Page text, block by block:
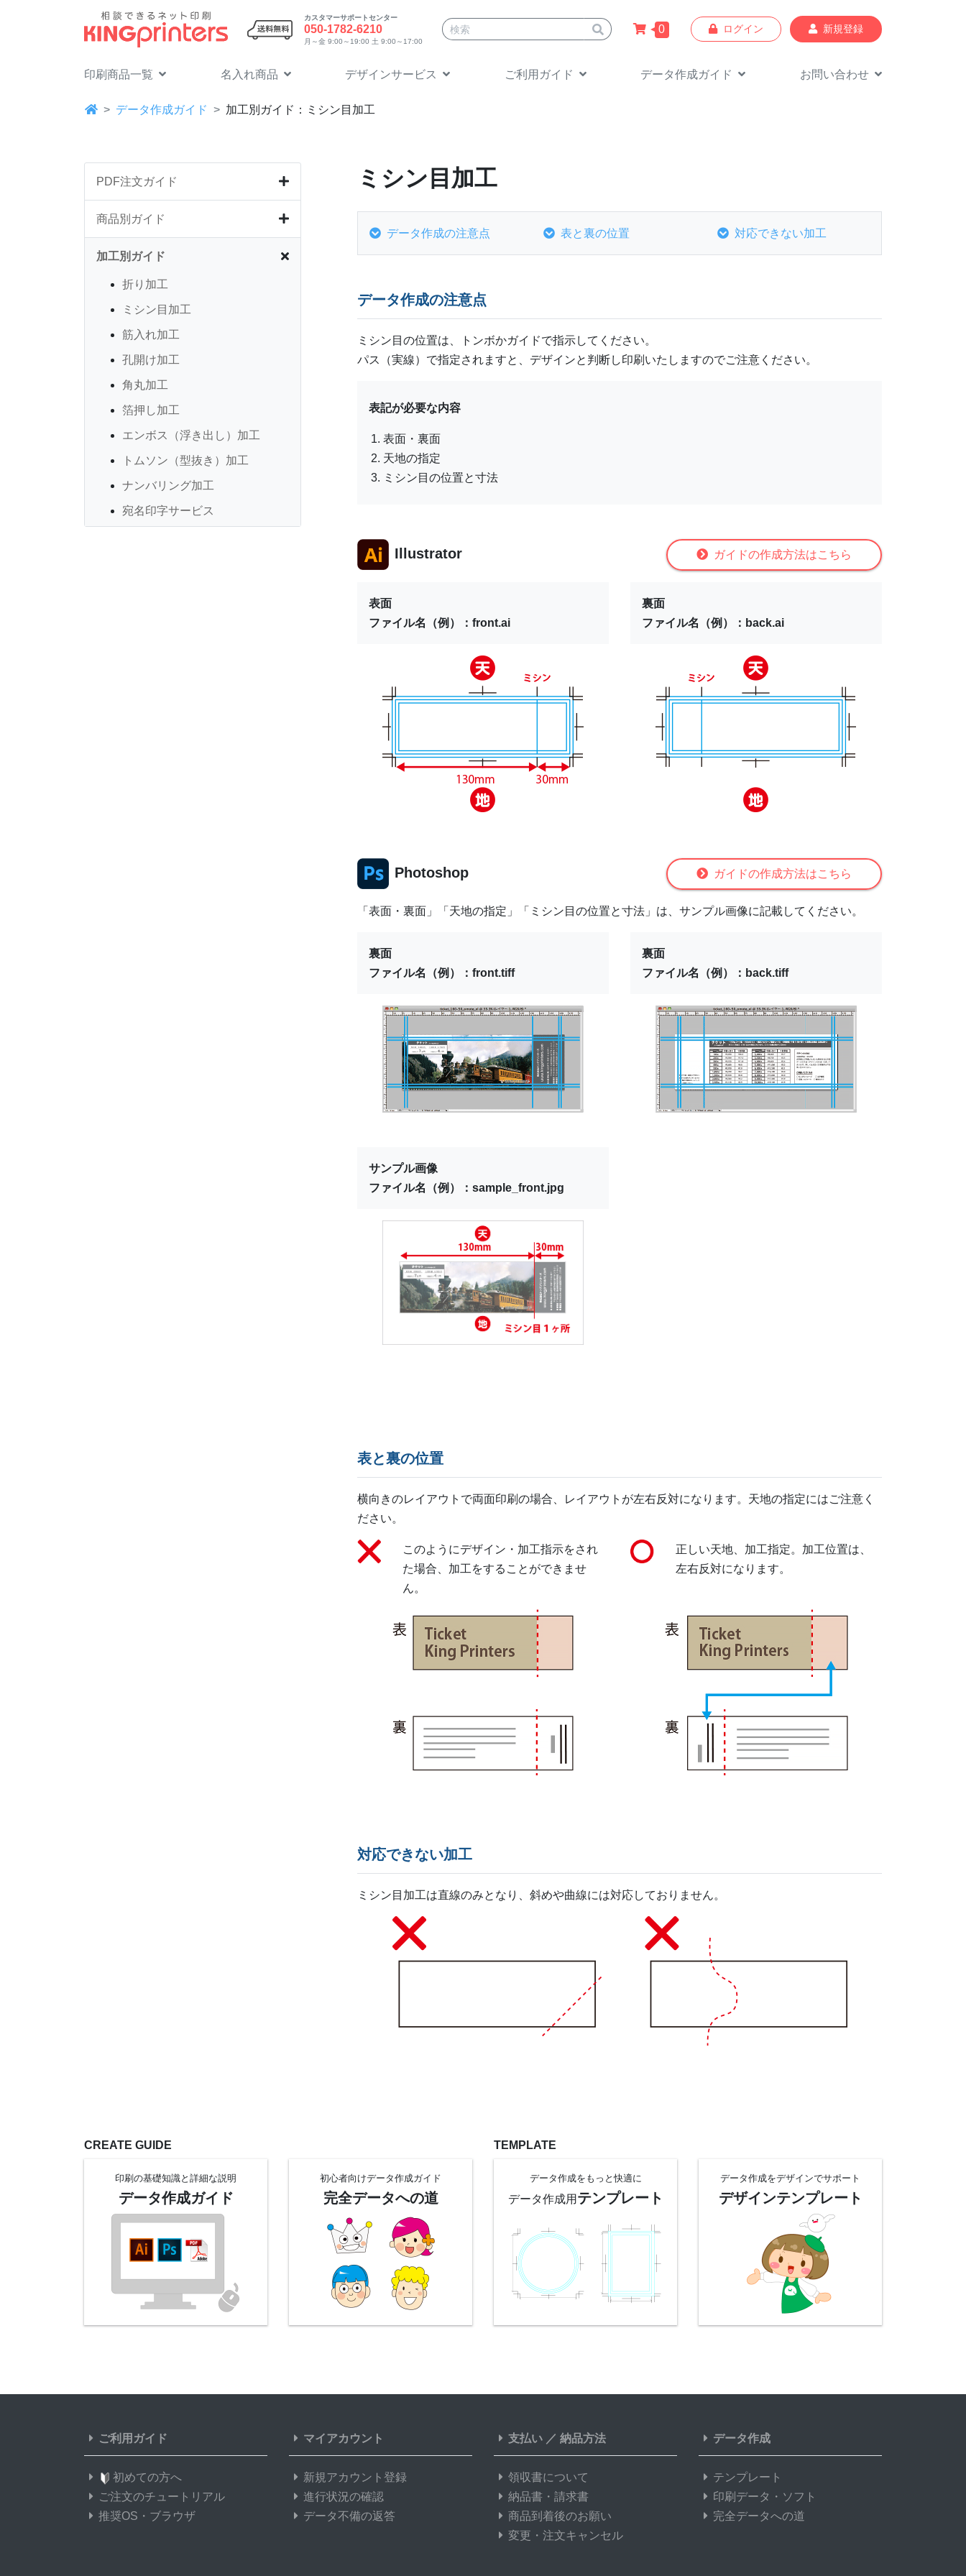
カスタマーサポートセンター
050-1782-6210
月～金 9:00～19:00 土 9:00～17:00
サイト内検索 0 ログイン 新規登録
印刷商品一覧 名入れ商品 デザインサービス ご利用ガイド データ作成ガイド お問い合わせ
データ作成ガイド 加工別ガイド：ミシン目加工
ミシン目加工
データ作成の注意点 表と裏の位置 対応できない加工
データ作成の注意点
ミシン目の位置は、トンボかガイドで指示してください。
パス（実線）で指定されますと、デザインと判断し印刷いたしますのでご注意ください。
表記が必要な内容
表面・裏面
天地の指定
ミシン目の位置と寸法
Illustrator ガイドの作成方法はこちら
表面
ファイル名（例）：front.ai
裏面
ファイル名（例）：back.ai
Photoshop ガイドの作成方法はこちら
「表面・裏面」「天地の指定」「ミシン目の位置と寸法」は、サンプル画像に記載してください。
裏面
ファイル名（例）：front.tiff
裏面
ファイル名（例）：back.tiff
サンプル画像
ファイル名（例）：sample_front.jpg
表と裏の位置
横向きのレイアウトで両面印刷の場合、レイアウトが左右反対になります。天地の指定にはご注意く
ださい。
このようにデザイン・加工指示をされ
た場合、加工をすることができませ
ん。
正しい天地、加工指定。加工位置は、
左右反対になります。
対応できない加工
ミシン目加工は直線のみとなり、斜めや曲線には対応しておりません。
PDF注文ガイド
商品別ガイド
加工別ガイド
折り加工
ミシン目加工
筋入れ加工
孔開け加工
角丸加工
箔押し加工
エンボス（浮き出し）加工
トムソン（型抜き）加工
ナンバリング加工
宛名印字サービス
CREATE GUIDE
印刷の基礎知識と 詳細な説明
データ作成ガイド
初心者向けデータ作成ガイド
完全データへの道
TEMPLATE
データ作成を もっと快適に
データ作成用 テンプレート
データ作成をデザインでサポート
デザインテンプレート
ご利用ガイド
初めての方へ
ご注文のチュートリアル
推奨OS・ブラウザ
マイアカウント
新規アカウント登録
進行状況の確認
データ不備の返答
支払い ／ 納品方法
領収書について
納品書・請求書
商品到着後のお願い
変更・注文キャンセル
データ作成
テンプレート
印刷データ・ソフト
完全データへの道